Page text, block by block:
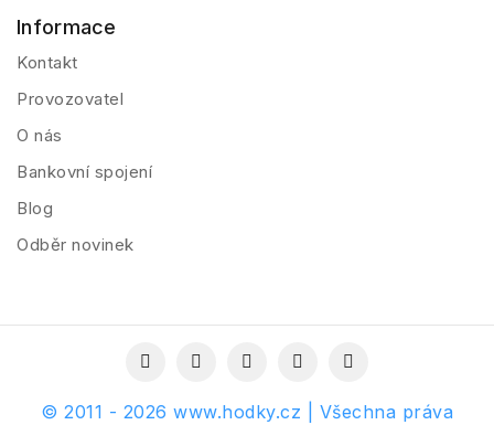
Informace
Kontakt
Provozovatel
O nás
Bankovní spojení
Blog
Odběr novinek
© 2011 - 2026 www.hodky.cz | Všechna práva